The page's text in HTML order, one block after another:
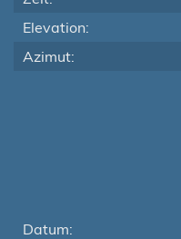
Elevation:
Azimut:
Datum: